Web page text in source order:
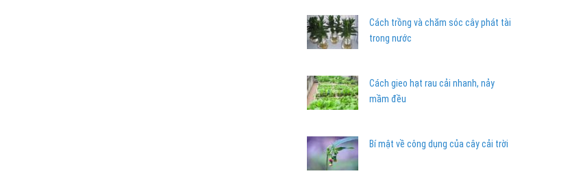
Cách trồng và chăm sóc cây phát tài
trong nước
Cách gieo hạt rau cải nhanh, nảy
mầm đều
Bí mật về công dụng của cây cải trời